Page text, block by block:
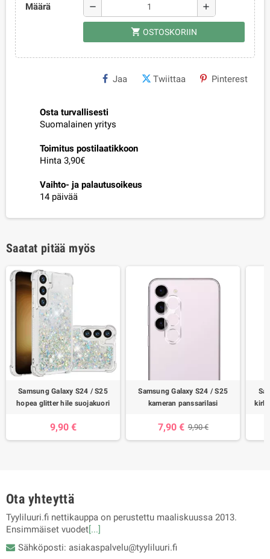
Määrä remove add
shopping_cart OSTOSKORIIN
Jaa Twiittaa Pinterest
Osta turvallisesti
Suomalainen yritys
Toimitus postilaatikkoon
Hinta 3,90€
Vaihto- ja palautusoikeus
14 päivää
Saatat pitää myös
Samsung Galaxy S24 / S25
hopea glitter hile suojakuori
9,90 €
Samsung Galaxy S24 / S25
kameran panssarilasi
7,90 € 9,90 €
Ota yhteyttä
Tyyliluuri.fi nettikauppa on perustettu maaliskuussa 2013.
Ensimmäiset vuodet[...]
Sähköposti: asiakaspalvelu@tyyliluuri.fi